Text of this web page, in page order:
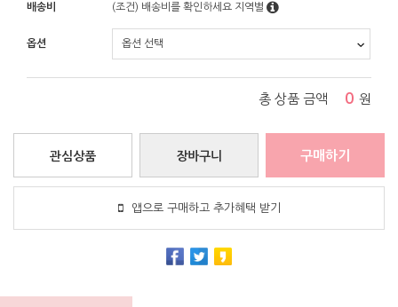
배송비 (조건) 배송비를 확인하세요 지역별
옵션
총 상품 금액 0 원
장바구니
관심상품 구매하기
앱으로 구매하고 추가혜택 받기